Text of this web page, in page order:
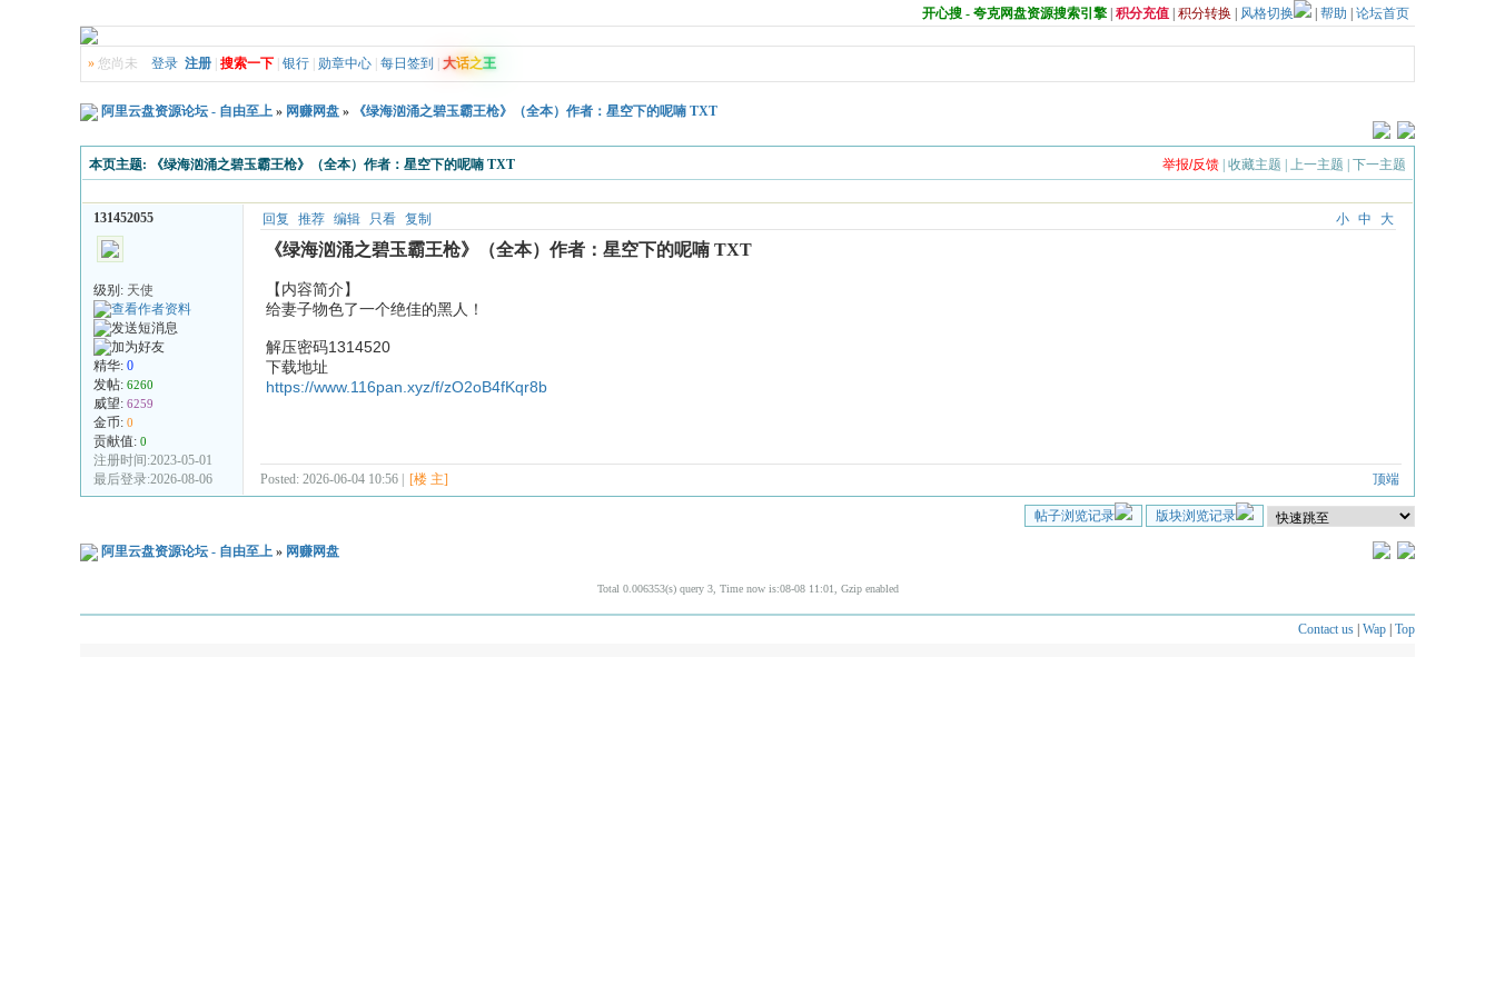
开心搜 - 夸克网盘资源搜索引擎 积分充值 积分转换 风格切换 帮助 论坛首页
» 您尚未 登录 注册 搜索一下 银行 勋章中心 每日签到 大话之王
阿里云盘资源论坛 - 自由至上 » 网赚网盘 » 《绿海汹涌之碧玉霸王枪》（全本）作者：星空下的呢喃 TXT
本页主题: 《绿海汹涌之碧玉霸王枪》（全本）作者：星空下的呢喃 TXT 举报/反馈 收藏主题 上一主题 下一主题
131452055
级别: 天使
精华: 0
发帖: 6260
威望: 6259
金币: 0
贡献值: 0
注册时间:2023-05-01
最后登录:2026-08-06
小 中 大
回复 推荐 编辑 只看 复制
《绿海汹涌之碧玉霸王枪》（全本）作者：星空下的呢喃 TXT
【内容简介】
给妻子物色了一个绝佳的黑人！
解压密码1314520
下载地址
https://www.116pan.xyz/f/zO2oB4fKqr8b
顶端
Posted: 2026-06-04 10:56 | [楼 主]
帖子浏览记录 版块浏览记录
阿里云盘资源论坛 - 自由至上 » 网赚网盘
Total 0.006353(s) query 3, Time now is:08-08 11:01, Gzip enabled
Contact us Wap Top